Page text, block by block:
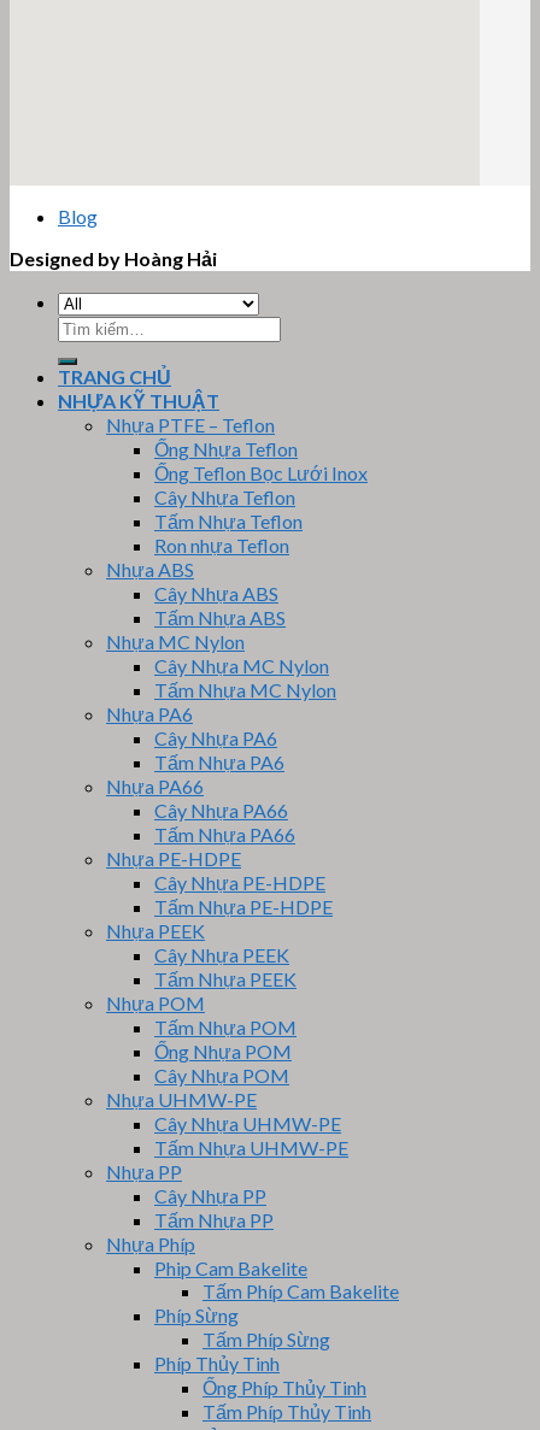
Blog
Designed by Hoàng Hải
Tìm
kiếm:
TRANG CHỦ
NHỰA KỸ THUẬT
Nhựa PTFE – Teflon
Ống Nhựa Teflon
Ống Teflon Bọc Lưới Inox
Cây Nhựa Teflon
Tấm Nhựa Teflon
Ron nhựa Teflon
Nhựa ABS
Cây Nhựa ABS
Tấm Nhựa ABS
Nhựa MC Nylon
Cây Nhựa MC Nylon
Tấm Nhựa MC Nylon
Nhựa PA6
Cây Nhựa PA6
Tấm Nhựa PA6
Nhựa PA66
Cây Nhựa PA66
Tấm Nhựa PA66
Nhựa PE-HDPE
Cây Nhựa PE-HDPE
Tấm Nhựa PE-HDPE
Nhựa PEEK
Cây Nhựa PEEK
Tấm Nhựa PEEK
Nhựa POM
Tấm Nhựa POM
Ống Nhựa POM
Cây Nhựa POM
Nhựa UHMW-PE
Cây Nhựa UHMW-PE
Tấm Nhựa UHMW-PE
Nhựa PP
Cây Nhựa PP
Tấm Nhựa PP
Nhựa Phíp
Phip Cam Bakelite
Tấm Phíp Cam Bakelite
Phíp Sừng
Tấm Phíp Sừng
Phíp Thủy Tinh
Ống Phíp Thủy Tinh
Tấm Phíp Thủy Tinh